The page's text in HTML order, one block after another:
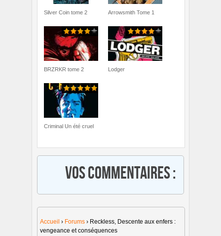
Silver Coin tome 2 Arrowsmith Tome 1
BRZRKR tome 2 Lodger
Criminal Un été cruel
Vos commentaires :
Accueil › Forums › Reckless, Descente aux enfers :
vengeance et conséquences